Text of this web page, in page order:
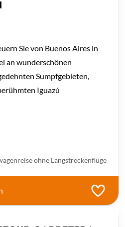
Sie von Buenos Aires in
an wunderschönen
Sumpfgebieten,
Iguazú
ohne Langstreckenflüge